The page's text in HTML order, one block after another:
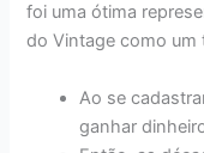
foi uma ótima
do Vintage como um
Ao se
ganhar